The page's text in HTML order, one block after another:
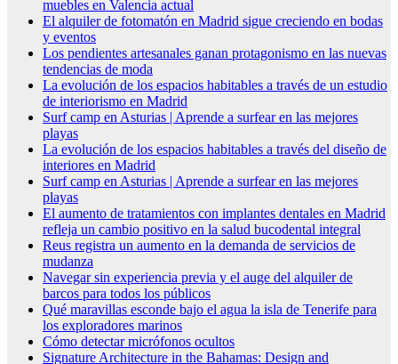
muebles en Valencia actual
El alquiler de fotomatón en Madrid sigue creciendo en bodas
y eventos
Los pendientes artesanales ganan protagonismo en las nuevas
tendencias de moda
La evolución de los espacios habitables a través de un estudio
de interiorismo en Madrid
Surf camp en Asturias | Aprende a surfear en las mejores
playas
La evolución de los espacios habitables a través del diseño de
interiores en Madrid
Surf camp en Asturias | Aprende a surfear en las mejores
playas
El aumento de tratamientos con implantes dentales en Madrid
refleja un cambio positivo en la salud bucodental integral
Reus registra un aumento en la demanda de servicios de
mudanza
Navegar sin experiencia previa y el auge del alquiler de
barcos para todos los públicos
Qué maravillas esconde bajo el agua la isla de Tenerife para
los exploradores marinos
Cómo detectar micrófonos ocultos
Signature Architecture in the Bahamas: Design and